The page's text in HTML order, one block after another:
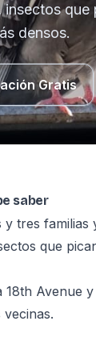
insectos que
densos.
Gratis
saber
tres
que
Avenue